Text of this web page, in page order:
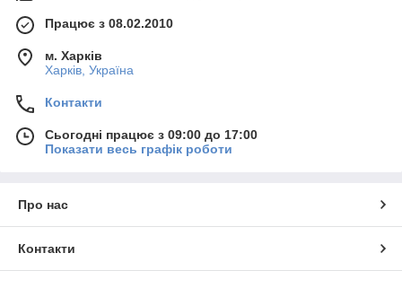
Працює з 08.02.2010
м. Харків
Харків, Україна
Контакти
Сьогодні працює з 09:00 до 17:00
Показати весь графік роботи
Про нас
Контакти